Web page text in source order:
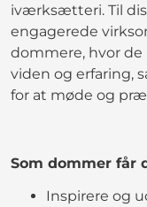
iværksætteri. Til
engagerede
dommere, hvor de
viden og erfaring,
for at møde og
Som dommer får
Inspirere og